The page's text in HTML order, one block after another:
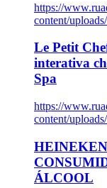
https://
content/
Le Petit
interativa
Spa
https://
content/
ÁLCOOL